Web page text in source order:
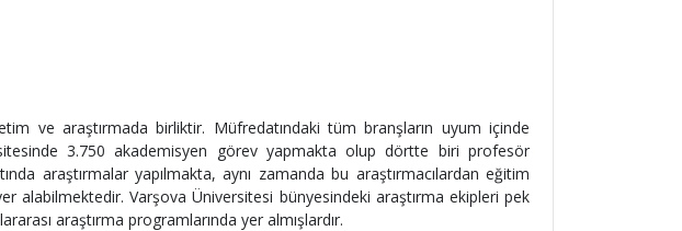
ve araştırmada birliktir. Müfredatındaki tüm branşların uyum içinde
3.750 akademisyen görev yapmakta olup dörtte biri profesör
araştırmalar yapılmakta, aynı zamanda bu araştırmacılardan eğitim
alabilmektedir. Varşova Üniversitesi bünyesindeki araştırma ekipleri pek
araştırma programlarında yer almışlardır.